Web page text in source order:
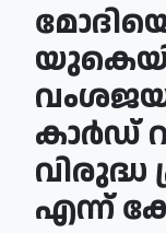
കാര്‍ഡ്
വിരുദ്ധ
എന്ന്